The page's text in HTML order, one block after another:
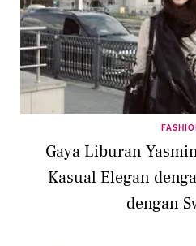
Gaya Liburan
Kasual Elegan
dengan